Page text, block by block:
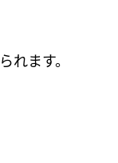
れます。